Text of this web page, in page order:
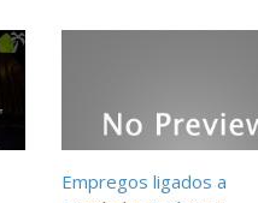
Empregos ligados a